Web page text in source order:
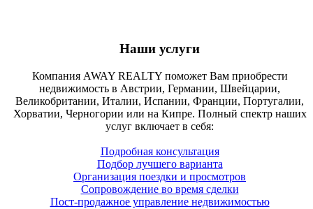
Наши услуги
Компания AWAY REALTY поможет Вам приобрести
недвижимость в Австрии, Германии, Швейцарии,
Великобритании, Италии, Испании, Франции, Португалии,
Хорватии, Черногории или на Кипре. Полный спектр наших
услуг включает в себя:
Подробная консультация
Подбор лучшего варианта
Организация поездки и просмотров
Сопровождение во время сделки
Пост-продажное управление недвижимостью